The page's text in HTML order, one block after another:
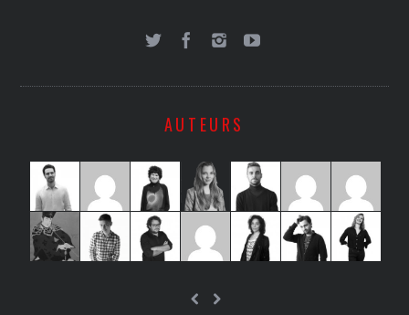
AUTEURS